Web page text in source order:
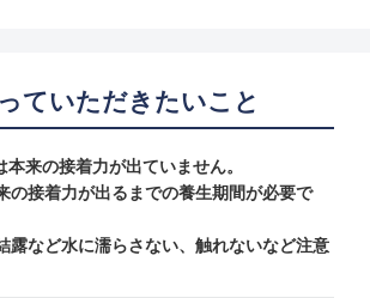
ていただきたいこと
来の接着力が出ていません。
の接着力が出るまでの養生期間が必要で
露など水に濡らさない、触れないなど注意